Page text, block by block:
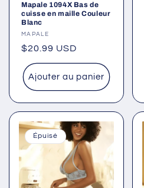
Mapale 1094X Bas de
cuisse en maille Couleur
Blanc
Fournisseur :
MAPALE
Prix
habituel
$20.99 USD
Ajouter au panier
Épuisé